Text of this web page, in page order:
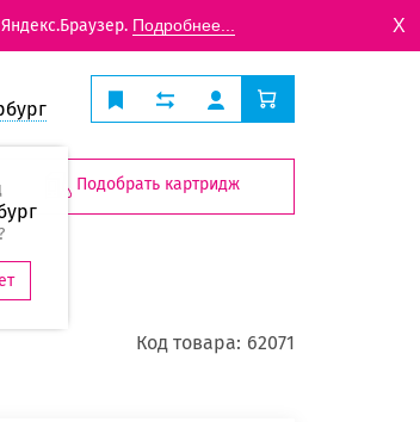
Подробнее... X
Подобрать картридж
Код товара: 62071